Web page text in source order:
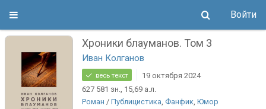
Войти
Хроники блауманов. Том 3
Иван Колганов
весь текст
19 октября 2024
627 581 зн., 15,69 а.л.
Роман / Публицистика, Фанфик, Юмор